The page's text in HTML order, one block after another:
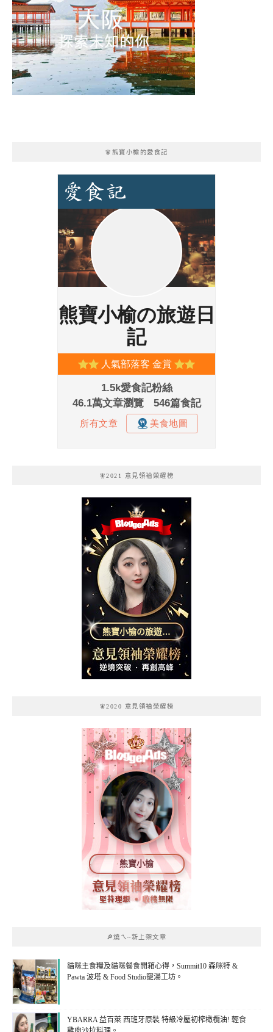
🧚熊寶小榆的愛食記
🧚2021 意見領袖榮耀榜
熊寶小榆の旅遊日
記
🧚2020 意見領袖榮耀榜
熊寶小榆
🔎燒ㄟ~新上架文章
貓咪主食糧及貓咪餐食開箱心得，Summit10 森咪特 &
Pawta 波塔 & Food Studio寵湯工坊。
YBARRA 益百萊 西班牙原裝 特級冷壓初榨橄欖油! 輕食